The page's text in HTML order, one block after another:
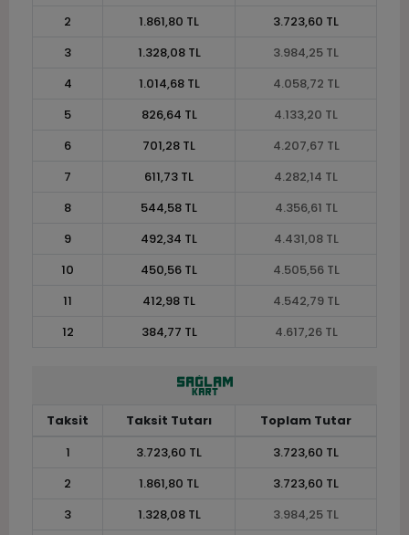
2
1.861,80 TL
3.723,60 TL
3
1.328,08 TL
3.984,25 TL
4
1.014,68 TL
4.058,72 TL
5
826,64 TL
4.133,20 TL
6
701,28 TL
4.207,67 TL
7
611,73 TL
4.282,14 TL
8
544,58 TL
4.356,61 TL
9
492,34 TL
4.431,08 TL
10
450,56 TL
4.505,56 TL
11
412,98 TL
4.542,79 TL
12
384,77 TL 4.617,26 TL
Taksit Taksit Tutarı
Toplam Tutar
1
3.723,60 TL
3.723,60 TL
2
1.861,80 TL
3.723,60 TL
3
1.328,08 TL
3.984,25 TL